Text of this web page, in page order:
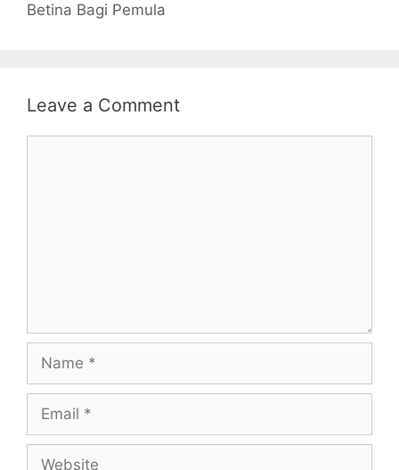
Betina Bagi Pemula
Leave a Comment
Name
Email
Website